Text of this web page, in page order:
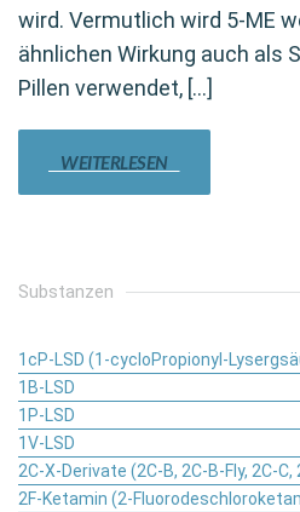
wird. Vermutlich wird 5-ME
ähnlichen Wirkung auch als
Pillen verwendet, […]
WEITERLESEN
Substanzen
1cP-LSD (1-cycloPropionyl-
1B-LSD
1P-LSD
1V-LSD
2C-X-Derivate (2C-B, 2C-B-Fly, 2C-C,
2F-Ketamin (2-